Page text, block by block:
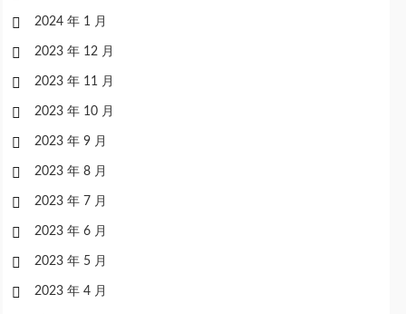
2024 年 1 月
2023 年 12 月
2023 年 11 月
2023 年 10 月
2023 年 9 月
2023 年 8 月
2023 年 7 月
2023 年 6 月
2023 年 5 月
2023 年 4 月